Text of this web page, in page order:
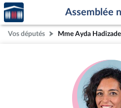
Aller au contenu
Aller en bas de la page
Accèder
à la
page
d'accueil
Assemblée
Vos députés